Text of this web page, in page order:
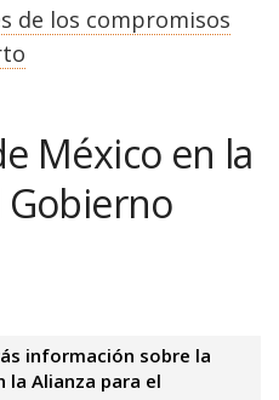
de los compromisos
México en la
Gobierno
información sobre la
la Alianza para el